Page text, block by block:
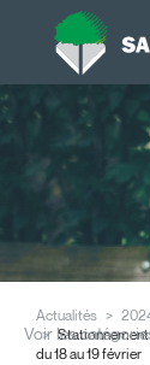
Actualités
Stationnement
du 18 au 19 février
Voir les